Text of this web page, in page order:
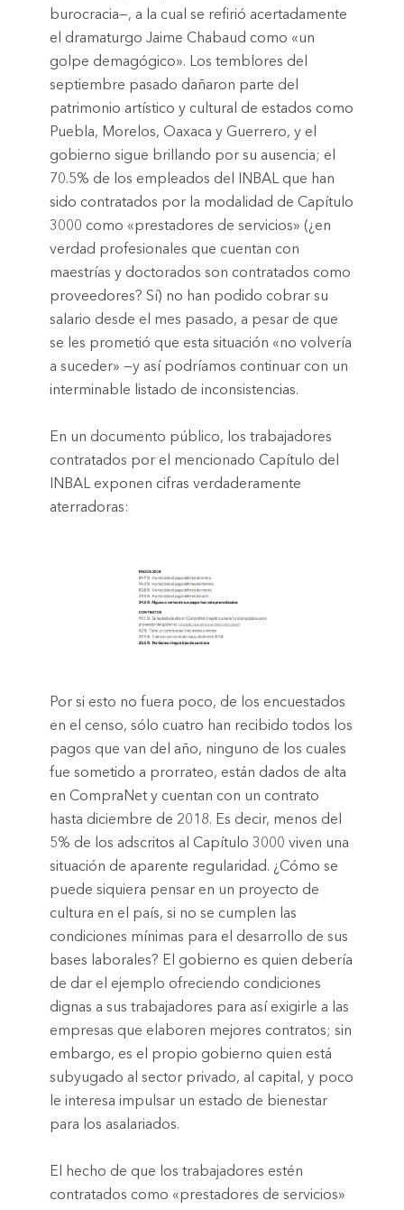
burocracia—, a la cual se refirió acertadamente
el dramaturgo Jaime Chabaud como «un
golpe demagógico». Los temblores del
septiembre pasado dañaron parte del
patrimonio artístico y cultural de estados como
Puebla, Morelos, Oaxaca y Guerrero, y el
gobierno sigue brillando por su ausencia; el
70.5% de los empleados del INBAL que han
sido contratados por la modalidad de Capítulo
3000 como «prestadores de servicios» (¿en
verdad profesionales que cuentan con
maestrías y doctorados son contratados como
proveedores? Sí) no han podido cobrar su
salario desde el mes pasado, a pesar de que
se les prometió que esta situación «no volvería
a suceder» —y así podríamos continuar con un
interminable listado de inconsistencias.
En un documento público, los trabajadores
contratados por el mencionado Capítulo del
INBAL exponen cifras verdaderamente
aterradoras:
Por si esto no fuera poco, de los encuestados
en el censo, sólo cuatro han recibido todos los
pagos que van del año, ninguno de los cuales
fue sometido a prorrateo, están dados de alta
en CompraNet y cuentan con un contrato
hasta diciembre de 2018. Es decir, menos del
5% de los adscritos al Capítulo 3000 viven una
situación de aparente regularidad. ¿Cómo se
puede siquiera pensar en un proyecto de
cultura en el país, si no se cumplen las
condiciones mínimas para el desarrollo de sus
bases laborales? El gobierno es quien debería
de dar el ejemplo ofreciendo condiciones
dignas a sus trabajadores para así exigirle a las
empresas que elaboren mejores contratos; sin
embargo, es el propio gobierno quien está
subyugado al sector privado, al capital, y poco
le interesa impulsar un estado de bienestar
para los asalariados.
El hecho de que los trabajadores estén
contratados como «prestadores de servicios»